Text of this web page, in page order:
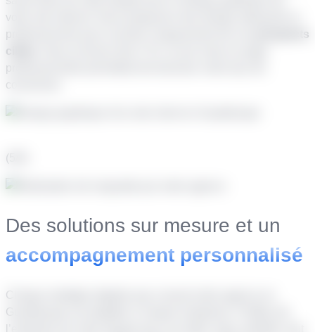
votre site internet. Nous proposons des design attrayants et
professionnels pour susciter l’engouement de vos
prospects
cibles
professionnelle permettant de favoriser votre taux de
conversion.
(5/5)
Des solutions sur mesure et un
accompagnement personnalisé
Chaque stratégie digitale que conçoit notre agence en
Guadeloupe est adaptée à chaque entreprise. Profitez de